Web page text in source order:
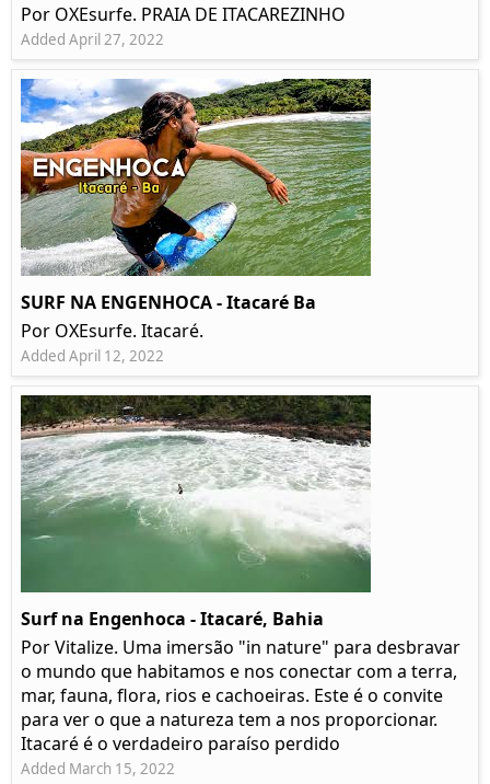
Por OXEsurfe. PRAIA DE ITACAREZINHO
Added April 27, 2022
SURF NA ENGENHOCA - Itacaré Ba
Por OXEsurfe. Itacaré.
Added April 12, 2022
Surf na Engenhoca - Itacaré, Bahia
Por Vitalize. Uma imersão "in nature" para desbravar
o mundo que habitamos e nos conectar com a terra,
mar, fauna, flora, rios e cachoeiras. Este é o convite
para ver o que a natureza tem a nos proporcionar.
Itacaré é o verdadeiro paraíso perdido
Added March 15, 2022